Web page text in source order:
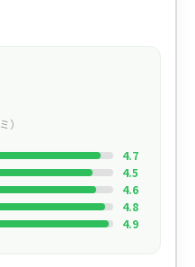
）
4.7
4.5
4.6
4.8
4.9